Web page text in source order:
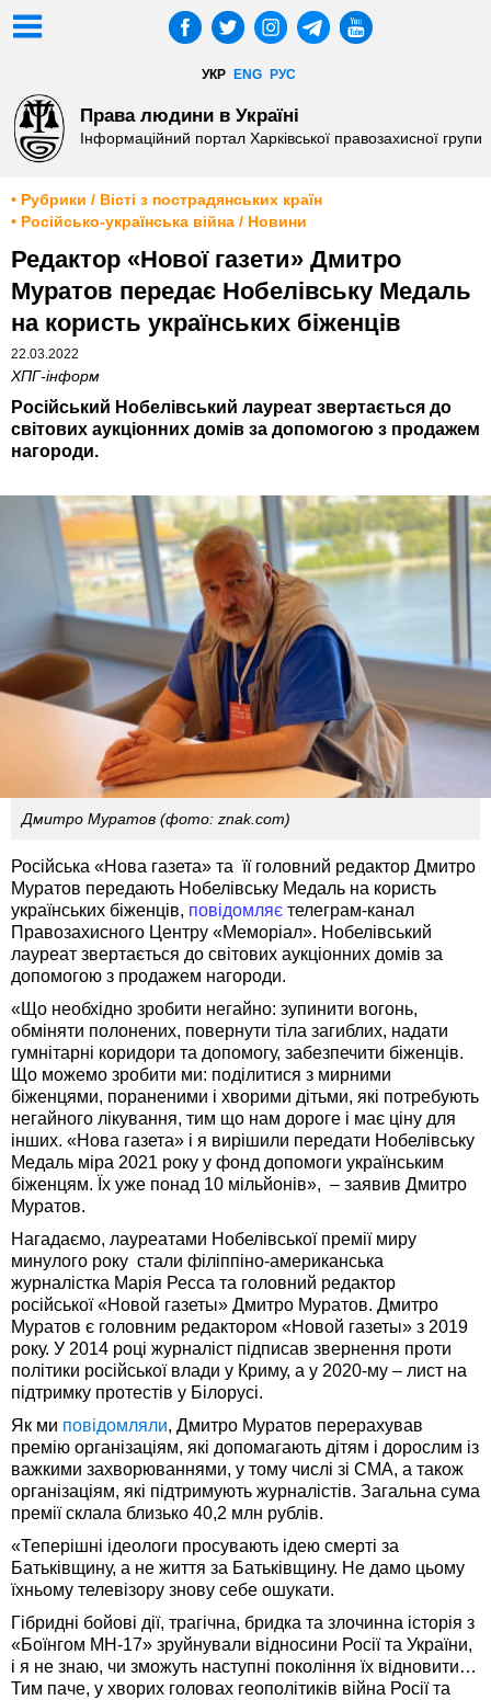
УКР ENG РУС
Права людини в Україні
Інформаційний портал Харківської правозахисної групи
• Рубрики / Вісті з пострадянських країн
• Російсько-українська війна / Новини
Редактор «Нової газети» Дмитро
Муратов передає Нобелівську Медаль
на користь українських біженців
22.03.2022
ХПГ-інформ
Російський Нобелівський лауреат звертається до
світових аукціонних домів за допомогою з продажем
нагороди.
Дмитро Муратов (фото: znak.com)
Російська «Нова газета» та її головний редактор Дмитро
Муратов передають Нобелівську Медаль на користь
українських біженців, повідомляє телеграм-канал
Правозахисного Центру «Меморіал». Нобелівський
лауреат звертається до світових аукціонних домів за
допомогою з продажем нагороди.
«Що необхідно зробити негайно: зупинити вогонь,
обміняти полонених, повернути тіла загиблих, надати
гумнітарні коридори та допомогу, забезпечити біженців.
Що можемо зробити ми: поділитися з мирними
біженцями, пораненими і хворими дітьми, які потребують
негайного лікування, тим що нам дороге і має ціну для
інших. «Нова газета» і я вирішили передати Нобелівську
Медаль міра 2021 року у фонд допомоги українським
біженцям. Їх уже понад 10 мільйонів», – заявив Дмитро
Муратов.
Нагадаємо, лауреатами Нобелівської премії миру
минулого року стали філіппіно-американська
журналістка Марія Ресса та головний редактор
російської «Новой газеты» Дмитро Муратов. Дмитро
Муратов є головним редактором «Новой газеты» з 2019
року. У 2014 році журналіст підписав звернення проти
політики російської влади у Криму, а у 2020-му – лист на
підтримку протестів у Білорусі.
Як ми повідомляли, Дмитро Муратов перерахував
премію організаціям, які допомагають дітям і дорослим із
важкими захворюваннями, у тому числі зі СМА, а також
організаціям, які підтримують журналістів. Загальна сума
премії склала близько 40,2 млн рублів.
«Теперішні ідеологи просувають ідею смерті за
Батьківщину, а не життя за Батьківщину. Не дамо цьому
їхньому телевізору знову себе ошукати.
Гібридні бойові дії, трагічна, бридка та злочинна історія з
«Боїнгом MH-17» зруйнували відносини Росії та України,
і я не знаю, чи зможуть наступні покоління їх відновити…
Тим паче, у хворих головах геополітиків війна Росії та